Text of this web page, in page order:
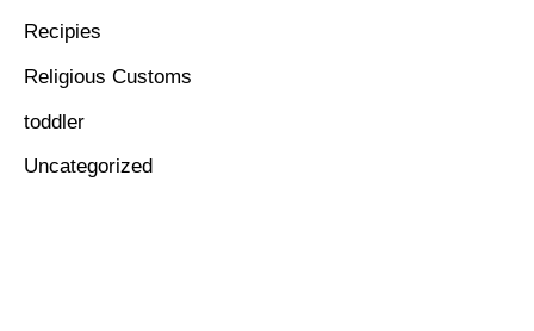
Recipies
Religious Customs
toddler
Uncategorized